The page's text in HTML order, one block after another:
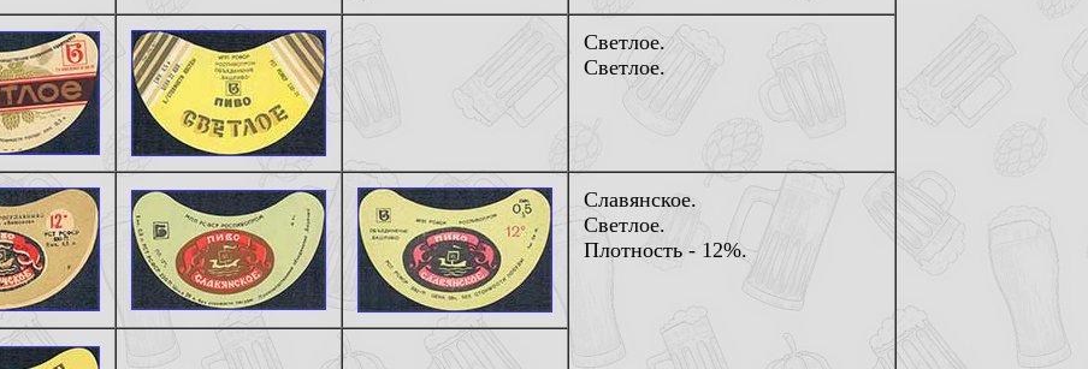
Светлое.
Светлое.
Славянское.
Светлое.
Плотность - 12%.